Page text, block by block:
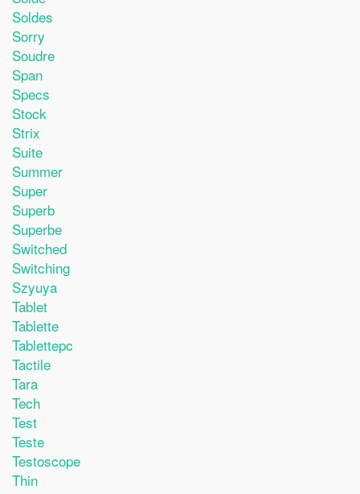
Soldes
Sorry
Soudre
Span
Specs
Stock
Strix
Suite
Summer
Super
Superb
Superbe
Switched
Switching
Szyuya
Tablet
Tablette
Tablettepc
Tactile
Tara
Tech
Test
Teste
Testoscope
Thin